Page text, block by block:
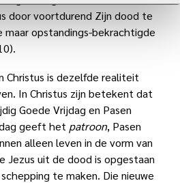
door voortdurend Zijn dood te
maar opstandings-bekrachtigde
Christus is dezelfde realiteit
In Christus zijn betekent dat
Goede Vrijdag en Pasen
geeft het patroon, Pasen
alleen leven in de vorm van
Jezus uit de dood is opgestaan
te maken. Die nieuwe